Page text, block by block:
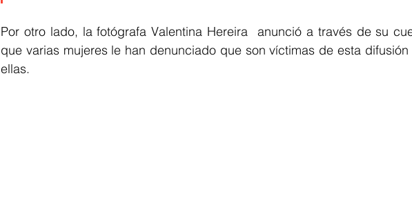
Por otro lado, la fotógrafa Valentina Hereira  anunció a través de su
que varias mujeres le han denunciado que son víctimas de esta
ellas.